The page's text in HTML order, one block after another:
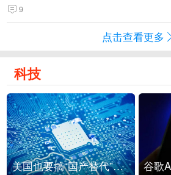
9
点击查看更多
科技
美国也要搞“国产替代”？先算清三笔账